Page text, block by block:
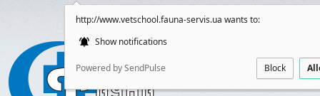
http://www.vetschool.fauna-servis.ua wants to:
Show notifications
Powered by SendPulse Block
для врачей